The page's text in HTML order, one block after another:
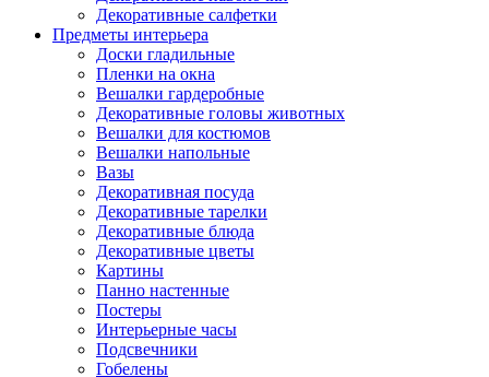
Декоративные салфетки
Предметы интерьера
Доски гладильные
Пленки на окна
Вешалки гардеробные
Декоративные головы животных
Вешалки для костюмов
Вешалки напольные
Вазы
Декоративная посуда
Декоративные тарелки
Декоративные блюда
Декоративные цветы
Картины
Панно настенные
Постеры
Интерьерные часы
Подсвечники
Гобелены